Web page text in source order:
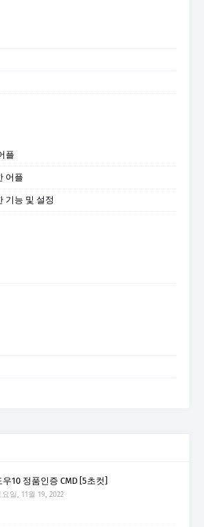
플
어플
기능 및 설정
우10 정품인증 CMD [5초컷]
요일, 11월 19, 2022